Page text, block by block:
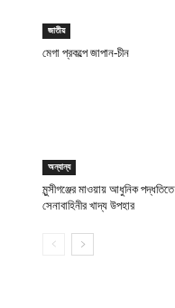
জাতীয়
মেগা প্রকল্পে জাপান-চীন
অন্যান্য
মুন্সীগঞ্জের মাওয়ায় আধুনিক পদ্ধতিতে
সেনাবাহিনীর খাদ্য উপহার